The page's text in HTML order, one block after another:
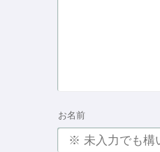
お名前